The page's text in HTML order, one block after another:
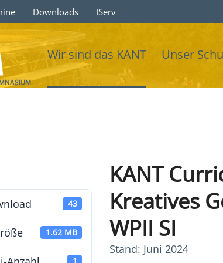
Downloads IServ
Wir sind das KANT Unser
43
1.62 MB
KANT
Kreatives
WPII SI
Stand: Juni 2024